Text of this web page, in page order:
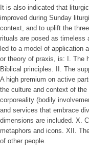
It is also indicated that
improved during Sunday
context, and to uplift the
rituals are posed as timeless
led to a model of application
or theory of praxis, is: I. The
Biblical principles. II. The
A high premium on active
the culture and context of
corporeality (bodily
and services that embrace
dimensions are included. X.
metaphors and icons. XII.
of other people.